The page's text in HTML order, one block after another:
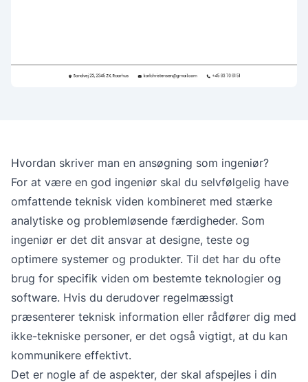
Hvordan skriver man en ansøgning som ingeniør?
For at være en god ingeniør skal du selvfølgelig have
omfattende teknisk viden kombineret med stærke
analytiske og problemløsende færdigheder. Som
ingeniør er det dit ansvar at designe, teste og
optimere systemer og produkter. Til det har du ofte
brug for specifik viden om bestemte teknologier og
software. Hvis du derudover regelmæssigt
præsenterer teknisk information eller rådfører dig med
ikke-tekniske personer, er det også vigtigt, at du kan
kommunikere effektivt.
Det er nogle af de aspekter, der skal afspejles i din